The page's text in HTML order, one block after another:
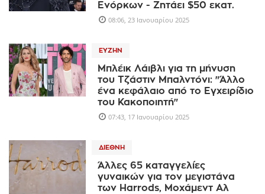
Ενόρκων - Ζητάει $50 εκατ.
08:06, 23 Ιανουαρίου 2025
ΕΥΖΗΝ
Μπλέικ Λάιβλι για τη μήνυση
του Τζάστιν Μπαλντόνι: "Άλλο
ένα κεφάλαιο από το Εγχειρίδιο
του Κακοποιητή"
07:43, 17 Ιανουαρίου 2025
ΔΙΕΘΝΉ
Άλλες 65 καταγγελίες
γυναικών για τον μεγιστάνα
των Harrods, Μοχάμεντ Αλ